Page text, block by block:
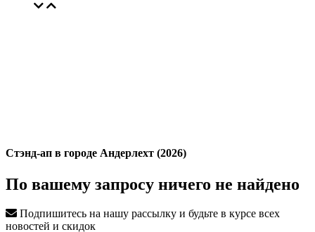
Стэнд-ап в городе Андерлехт (2026)
По вашему запросу ничего не найдено
Подпишитесь на нашу рассылку и будьте в курсе всех
новостей и скидок